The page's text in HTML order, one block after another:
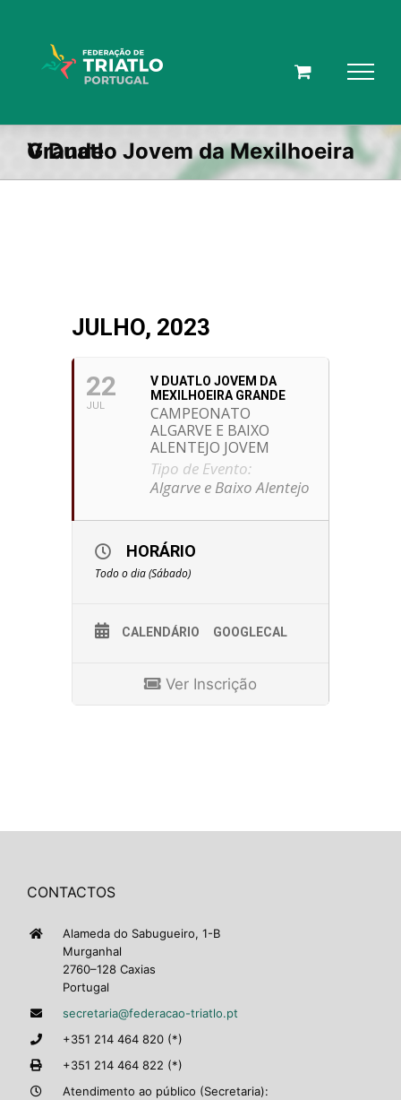
V Duatlo Jovem da Mexilhoeira Grande
JULHO, 2023
22
JUL
V DUATLO JOVEM DA
MEXILHOEIRA GRANDE
CAMPEONATO
ALGARVE E BAIXO
ALENTEJO JOVEM
Tipo de Evento:
Algarve e Baixo Alentejo
HORÁRIO
Todo o dia (Sábado)
CALENDÁRIO GOOGLECAL
Ver Inscrição
CONTACTOS
Alameda do Sabugueiro, 1-B
Murganhal
2760–128 Caxias
Portugal
secretaria@federacao-triatlo.pt
+351 214 464 820 (*)
+351 214 464 822 (*)
Atendimento ao público (Secretaria):